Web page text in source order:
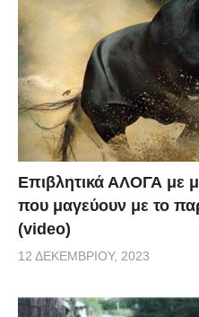
Επιβλητικά ΑΛΟΓΑ με
που μαγεύουν με το
(video)
12 ΔΕΚΕΜΒΡΊΟΥ, 2023